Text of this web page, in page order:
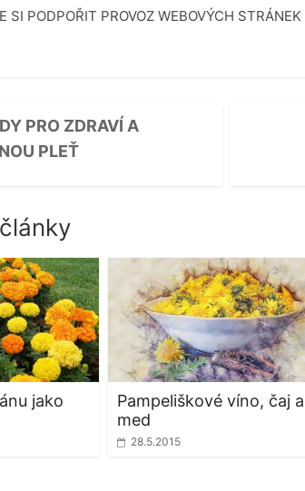
SI PODPOŘIT PROVOZ WEBOVÝCH STRÁNEK
PRO ZDRAVÍ A
PLEŤ
jako
Pampeliškové víno, čaj a
med
28.5.2015